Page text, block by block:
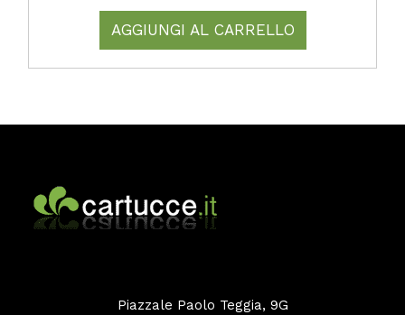
AGGIUNGI AL CARRELLO
Piazzale Paolo Teggia, 9G